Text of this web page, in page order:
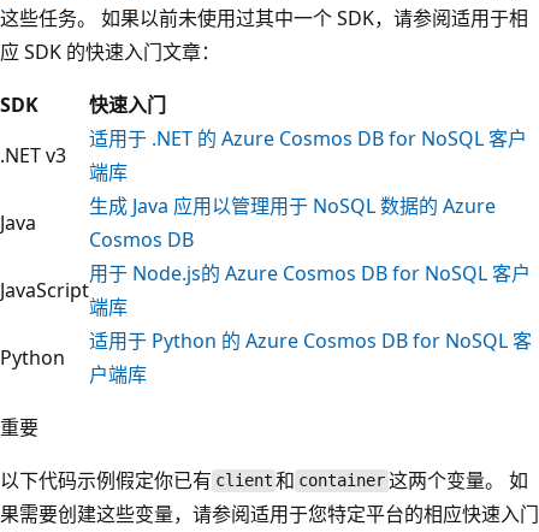
这些任务。 如果以前未使用过其中一个 SDK，请参阅适用于相
应 SDK 的快速入门文章：
SDK
快速入门
.NET v3
适用于 .NET 的 Azure Cosmos DB for NoSQL 客户
端库
Java
生成 Java 应用以管理用于 NoSQL 数据的 Azure
Cosmos DB
JavaScript
用于 Node.js的 Azure Cosmos DB for NoSQL 客户
端库
Python
适用于 Python 的 Azure Cosmos DB for NoSQL 客
户端库
重要
以下代码示例假定你已有 client 和 container这两个变量。 如
果需要创建这些变量，请参阅适用于您特定平台的相应快速入门